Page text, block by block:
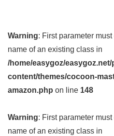
Warning: First parameter
name of an existing class in
/home/easygoz/
content/themes/cocoon-
amazon.php on line 148
Warning: First parameter
name of an existing class in